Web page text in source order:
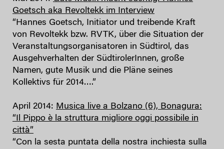
Goetsch aka Revoltekk im Interview
“Hannes Goetsch, Initiator und treibende Kraft
von Revoltekk bzw. RVTK, über die Situation der
Veranstaltungsorganisatoren in Südtirol, das
Ausgehverhalten der SüdtirolerInnen, große
Namen, gute Musik und die Pläne seines
Kollektivs für 2014….”
April 2014: Musica live a Bolzano (6), Bonagura:
“Il Pippo è la struttura migliore oggi possibile in
città”
“Con la sesta puntata della nostra inchiesta sulla